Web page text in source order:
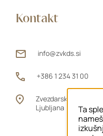
Kontakt
info@zvkds.si
+386 1 234 31 00
Zvezdarska ulica 1,
Ljubljana
Ta